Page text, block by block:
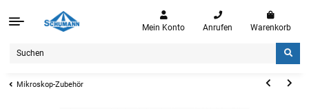
Mein Konto Anrufen Warenkorb
Mikroskop-Zubehör